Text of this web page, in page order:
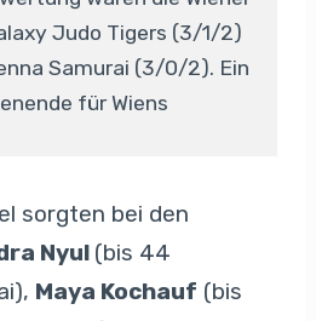
Judo Tigers (3/1/2)
Samurai (3/0/2). Ein
für Wiens
sorgten bei den
Nyul (bis 44
Maya Kochauf (bis